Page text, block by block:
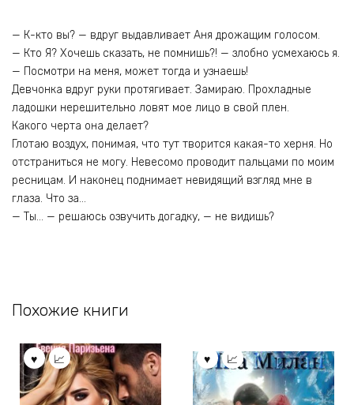
— К-кто вы? — вдруг выдавливает Аня дрожащим голосом.
— Кто Я? Хочешь сказать, не помнишь?! — злобно усмехаюсь я.
— Посмотри на меня, может тогда и узнаешь!
Девчонка вдруг руки протягивает. Замираю. Прохладные
ладошки нерешительно ловят мое лицо в свой плен.
Какого черта она делает?
Глотаю воздух, понимая, что тут творится какая-то херня. Но
отстраниться не могу. Невесомо проводит пальцами по моим
ресницам. И наконец поднимает невидящий взгляд мне в
глаза. Что за…
— Ты… — решаюсь озвучить догадку, — не видишь?
Похожие книги